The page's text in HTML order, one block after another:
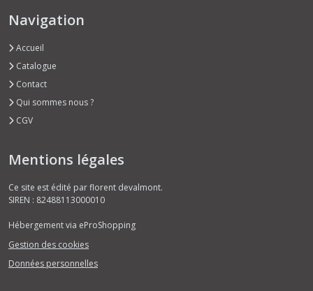
Navigation
Accueil
Catalogue
Contact
Qui sommes nous ?
CGV
Mentions légales
Ce site est édité par florent devalmont.
SIREN : 82488113000010
Hébergement via eProShopping
Gestion des cookies
Données personnelles